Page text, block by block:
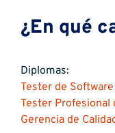
¿En qué
Diplomas:
Tester de Software
Tester Profesional
Gerencia de